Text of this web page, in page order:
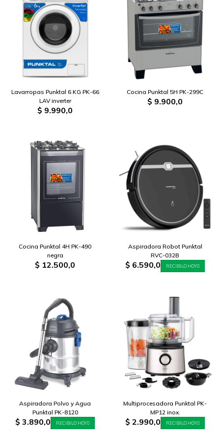
Lavarropas Punktal 6 KG PK-66
LAV inverter
$ 9.990,0
Cocina Punktal 5H PK-299C
$ 9.900,0
Cocina Punktal 4H PK-490
negra
$ 12.500,0
Aspiradora Robot Punktal
RVC-032B
$ 6.590,0 RECIBILO HOY
Aspiradora Polvo y Agua
Punktal PK-8120
$ 3.890,0 RECIBILO HOY
Multiprocesadora Punktal PK-
MP12 inox.
$ 2.990,0 RECIBILO HOY